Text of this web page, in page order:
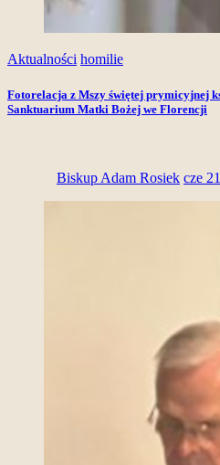
Aktualności homilie
Fotorelacja z Mszy świętej prymicyjnej
Sanktuarium Matki Bożej we Florencji
Biskup Adam Rosiek cze